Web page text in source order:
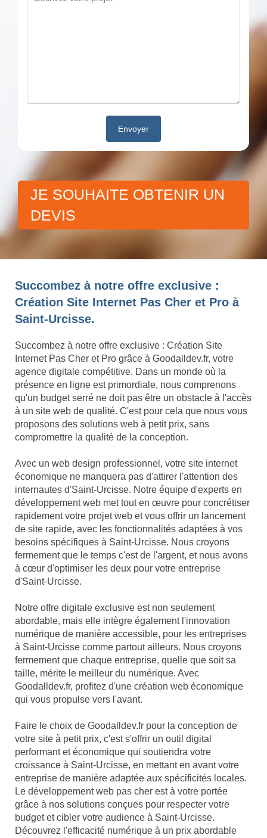
JE SOUHAITE OBTENIR UN
DEVIS
Succombez à notre offre exclusive :
Création Site Internet Pas Cher et Pro à
Saint-Urcisse.
Succombez à notre offre exclusive : Création Site
Internet Pas Cher et Pro grâce à Goodalldev.fr, votre
agence digitale compétitive. Dans un monde où la
présence en ligne est primordiale, nous comprenons
qu'un budget serré ne doit pas être un obstacle à l'accès
à un site web de qualité. C'est pour cela que nous vous
proposons des solutions web à petit prix, sans
compromettre la qualité de la conception.
Avec un web design professionnel, votre site internet
économique ne manquera pas d'attirer l'attention des
internautes d'Saint-Urcisse. Notre équipe d'experts en
développement web met tout en œuvre pour concrétiser
rapidement votre projet web et vous offrir un lancement
de site rapide, avec les fonctionnalités adaptées à vos
besoins spécifiques à Saint-Urcisse. Nous croyons
fermement que le temps c'est de l'argent, et nous avons
à cœur d'optimiser les deux pour votre entreprise
d'Saint-Urcisse.
Notre offre digitale exclusive est non seulement
abordable, mais elle intègre également l'innovation
numérique de manière accessible, pour les entreprises
à Saint-Urcisse comme partout ailleurs. Nous croyons
fermement que chaque entreprise, quelle que soit sa
taille, mérite le meilleur du numérique. Avec
Goodalldev.fr, profitez d'une création web économique
qui vous propulse vers l'avant.
Faire le choix de Goodalldev.fr pour la conception de
votre site à petit prix, c'est s'offrir un outil digital
performant et économique qui soutiendra votre
croissance à Saint-Urcisse, en mettant en avant votre
entreprise de manière adaptée aux spécificités locales.
Le développement web pas cher est à votre portée
grâce à nos solutions conçues pour respecter votre
budget et cibler votre audience à Saint-Urcisse.
Découvrez l'efficacité numérique à un prix abordable